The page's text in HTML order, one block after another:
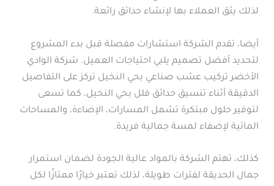
لذلك يثق العملاء بها لإنشاء حدائق رائعة.
أيضا، تقدم الشركة استشارات مفصلة قبل بدء المشروع
لتحديد أفضل تصميم يلبي احتياجات العميل. شركة الوادي
الأخضر تركيب عشب صناعي بحي النخيل تركز على التفاصيل
الدقيقة أثناء تنسيق حدائق فلل بحي النخيل، كما تسعى
لتوفير حلول مبتكرة تشمل المسارات، الإضاءة، والمساحات
المائية لإضفاء لمسة جمالية فريدة.
كذلك، تهتم الشركة بالمواد عالية الجودة لضمان استمرار
جمال الحديقة لفترات طويلة، لذلك تعتبر خيارًا ممتازًا لكل